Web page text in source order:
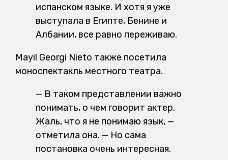
испанском языке. И хотя я уже
выступала в Египте, Бенине и
Албании, все равно переживаю.
Mayil Georgi Nieto также посетила
моноспектакль местного театра.
— В таком представлении важно
понимать, о чем говорит актер.
Жаль, что я не понимаю язык, —
отметила она. — Но сама
постановка очень интересная.